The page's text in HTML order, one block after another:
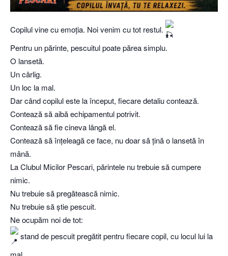
Copilul vine cu emoția. Noi venim cu tot restul.
Pentru un părinte, pescuitul poate părea simplu.
O lansetă.
Un cârlig.
Un loc la mal.
Dar când copilul este la început, fiecare detaliu contează.
Contează să aibă echipamentul potrivit.
Contează să fie cineva lângă el.
Contează să înțeleagă ce face, nu doar să țină o lansetă în
mână.
La Clubul Micilor Pescari, părintele nu trebuie să cumpere
nimic.
Nu trebuie să pregătească nimic.
Nu trebuie să știe pescuit.
Ne ocupăm noi de tot:
stand de pescuit pregătit pentru fiecare copil, cu locul lui la